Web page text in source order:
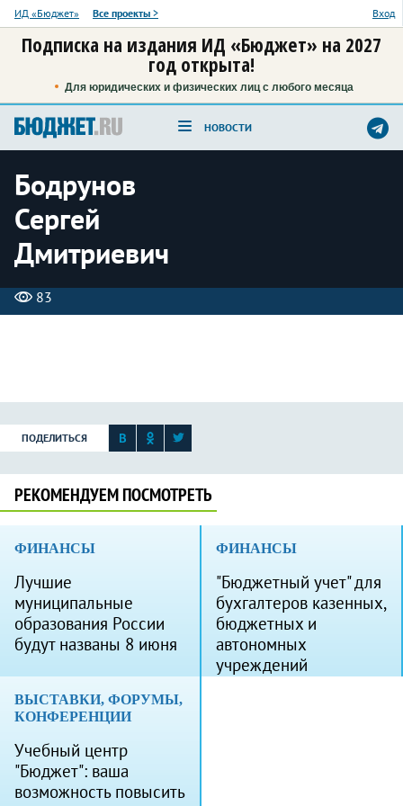
ИД «Бюджет» Все проекты > Вход
Подписка на издания ИД «Бюджет» на 2027
год открыта!
Для юридических и физических лиц с любого месяца
НОВОСТИ
Бодрунов
Сергей
Дмитриевич
83
ПОДЕЛИТЬСЯ
РЕКОМЕНДУЕМ ПОСМОТРЕТЬ
ФИНАНСЫ
Лучшие
муниципальные
образования России
будут названы 8 июня
ФИНАНСЫ
"Бюджетный учет" для
бухгалтеров казенных,
бюджетных и
автономных
учреждений
ВЫСТАВКИ, ФОРУМЫ,
КОНФЕРЕНЦИИ
Учебный центр
"Бюджет": ваша
возможность повысить